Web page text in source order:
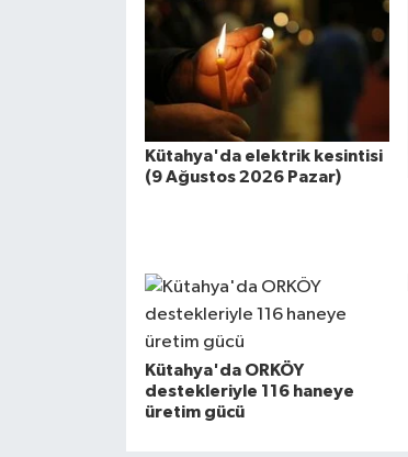
Kütahya'da elektrik kesintisi
(9 Ağustos 2026 Pazar)
Kütahya'da ORKÖY
destekleriyle 116 haneye
üretim gücü